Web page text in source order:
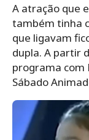
A atração que
também tinha
que ligavam
dupla. A partir
programa com
Sábado